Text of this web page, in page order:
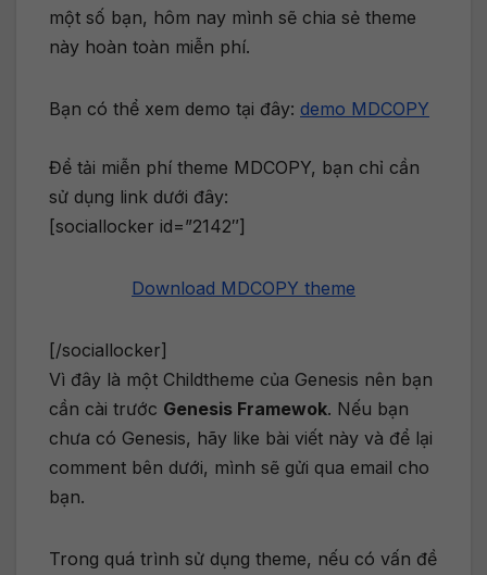
một số bạn, hôm nay mình sẽ chia sẻ theme
này hoàn toàn miễn phí.
Bạn có thể xem demo tại đây: demo MDCOPY
Để tải miễn phí theme MDCOPY, bạn chỉ cần
sử dụng link dưới đây:
[sociallocker id=”2142″]
Download MDCOPY theme
[/sociallocker]
Vì đây là một Childtheme của Genesis nên bạn
cần cài trước Genesis Framewok. Nếu bạn
chưa có Genesis, hãy like bài viết này và để lại
comment bên dưới, mình sẽ gửi qua email cho
bạn.
Trong quá trình sử dụng theme, nếu có vấn đề